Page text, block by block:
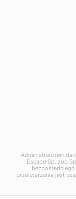
Administratorem
Escape Sp. zoo
przetwarzania jest